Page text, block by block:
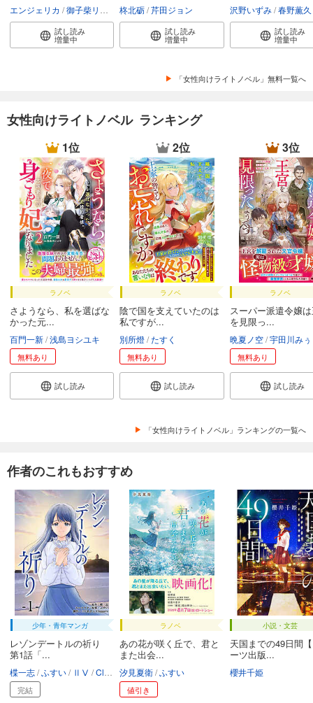
エンジェリカ 御子柴リョウ
試し読み
増量中
柊北砺 芹田ジョン
試し読み
増量中
沢野いずみ 春野薫久
試し読み
増量中
「女性向けライトノベル」無料一覧へ
女性向けライトノベル ランキング
1位
ラノベ
さようなら、私を選ばな
かった元...
百門一新 浅島ヨシユキ
無料あり
試し読み
2位
ラノベ
陰で国を支えていたのは
私ですが...
別所燈 たすく
無料あり
試し読み
3位
ラノベ
スーパー派遣令嬢
を見限っ...
晩夏ノ空 宇田川みぅ
無料あり
試し読み
「女性向けライトノベル」ランキングの一覧へ
作者のこれもおすすめ
少年・青年マンガ
レゾンデートルの祈り
第1話「...
楪一志 ふすい ⅡⅤ Clappers
完結
ラノベ
あの花が咲く丘で、君と
また出会...
汐見夏衛 ふすい
値引き
小説・文芸
天国までの49日間
ーツ出版...
櫻井千姫